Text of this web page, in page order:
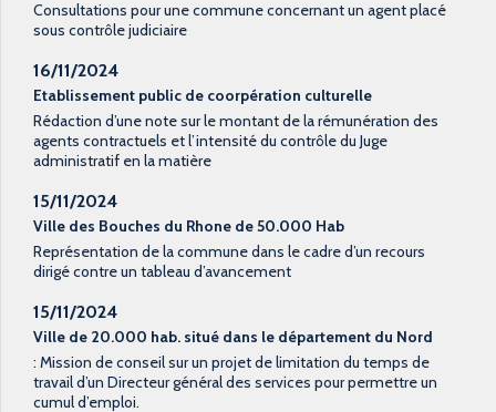
Consultations pour une commune concernant un agent placé
sous contrôle judiciaire
16/11/2024
Etablissement public de coorpération culturelle
Rédaction d’une note sur le montant de la rémunération des
agents contractuels et l’intensité du contrôle du Juge
administratif en la matière
15/11/2024
Ville des Bouches du Rhone de 50.000 Hab
Représentation de la commune dans le cadre d’un recours
dirigé contre un tableau d’avancement
15/11/2024
Ville de 20.000 hab. situé dans le département du Nord
: Mission de conseil sur un projet de limitation du temps de
travail d’un Directeur général des services pour permettre un
cumul d’emploi.